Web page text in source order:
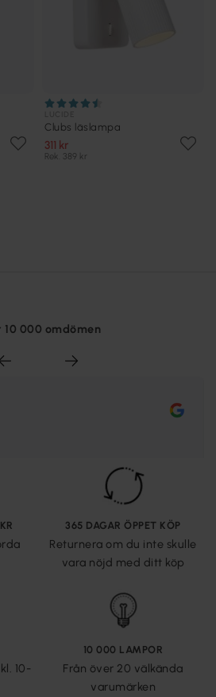
Clubs läslampa
311 kr
Rek. 389 kr
10 000 omdömen
365 DAGAR ÖPPET KÖP
Returnera om du inte skulle
vara nöjd med ditt köp
10-
10 000 LAMPOR
Från över 20 välkända
varumärken